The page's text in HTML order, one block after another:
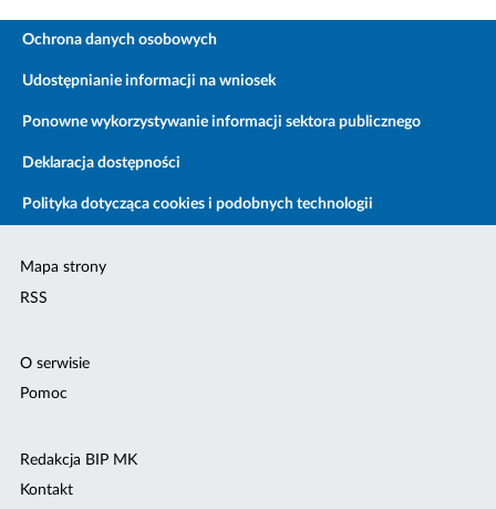
Ochrona danych osobowych
Udostępnianie informacji na wniosek
Ponowne wykorzystywanie informacji sektora publicznego
Deklaracja dostępności
Polityka dotycząca cookies i podobnych technologii
Mapa strony
RSS
O serwisie
Pomoc
Redakcja BIP MK
Kontakt